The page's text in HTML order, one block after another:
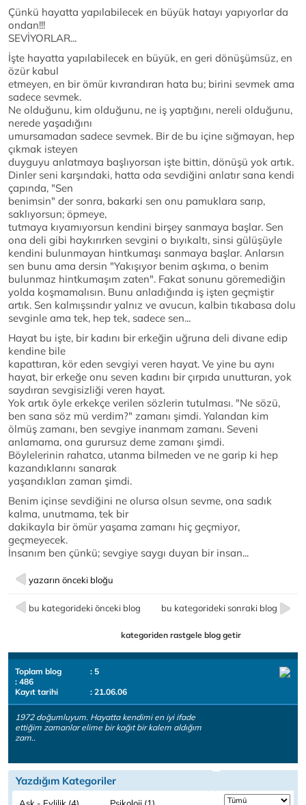
Çünkü hayatta yapılabilecek en büyük hatayı yapıyorlar da
ondan!!!
SEVİYORLAR...
İşte hayatta yapılabilecek en büyük, en geri dönüşümsüz, en
özür kabul
etmeyen, en bir ömür kıvrandıran hata bu; birini sevmek ama
sadece sevmek.
Ne olduğunu, kim olduğunu, ne iş yaptığını, nereli olduğunu,
nerede yaşadığını
umursamadan sadece sevmek. Bir de bu içine sığmayan, hep
çıkmak isteyen
duyguyu anlatmaya başlıyorsan işte bittin, dönüşü yok artık.
Dinler seni karşındaki, hatta oda sevdiğini anlatır sana kendi
çapında, "Sen
benimsin" der sonra, bakarki sen onu pamuklara sarıp,
saklıyorsun; öpmeye,
tutmaya kıyamıyorsun kendini birşey sanmaya başlar. Sen
ona deli gibi haykırırken sevgini o bıyıkaltı, sinsi gülüşüyle
kendini bulunmayan hintkumaşı sanmaya başlar. Anlarsın
sen bunu ama dersin "Yakışıyor benim aşkıma, o benim
bulunmaz hintkumaşım zaten". Fakat sonunu göremediğin
yolda koşmamalısın. Bunu anladığında iş işten geçmiştir
artık. Sen kalmışsındır yalnız ve avucun, kalbin tıkabasa dolu
sevginle ama tek, hep tek, sadece sen...
Hayat bu işte, bir kadını bir erkeğin uğruna deli divane edip
kendine bile
kapattıran, kör eden sevgiyi veren hayat. Ve yine bu aynı
hayat, bir erkeğe onu seven kadını bir çırpıda unutturan, yok
saydıran sevgisizliği veren hayat.
Yok artık öyle erkekçe verilen sözlerin tutulması. "Ne sözü,
ben sana söz mü verdim?" zamanı şimdi. Yalandan kim
ölmüş zamanı, ben sevgiye inanmam zamanı. Seveni
anlamama, ona gurursuz deme zamanı şimdi.
Böylelerinin rahatca, utanma bilmeden ve ne garip ki hep
kazandıklarını sanarak
yaşandıkları zaman şimdi.
Benim içinse sevdiğini ne olursa olsun sevme, ona sadık
kalma, unutmama, tek bir
dakikayla bir ömür yaşama zamanı hiç geçmiyor,
geçmeyecek.
İnsanım ben çünkü; sevgiye saygı duyan bir insan...
yazarın önceki bloğu
bu kategorideki önceki blog bu kategorideki sonraki blog
kategoriden rastgele blog getir
Toplam blog
: 5
: 486
Kayıt tarihi
: 21.06.06
1972 doğumluyum. Hayatta kendimi en iyi ifade
ettiğim zamanlar elime bir kağıt bir kalem aldığım
zam..
Yazdığım Kategoriler